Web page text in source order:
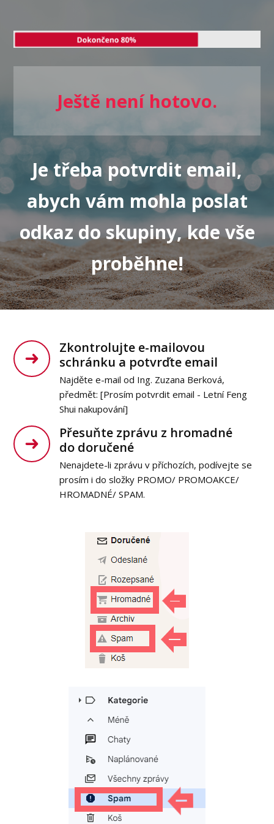
Ještě není hotovo.
Je třeba potvrdit email,
abych vám mohla poslat
odkaz do skupiny, kde vše
proběhne!
Zkontrolujte e-mailovou
schránku a potvrďte email
Najděte e-mail od Ing. Zuzana Berková,
předmět: [Prosím potvrdit email - Letní Feng
Shui nakupování]
Přesuňte zprávu z hromadné
do doručené
Nenajdete-li zprávu v příchozích, podívejte se
prosím i do složky PROMO/ PROMOAKCE/
HROMADNÉ/ SPAM.